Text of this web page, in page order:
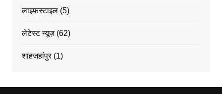
लाइफस्टाइल(5)
लेटेस्ट न्यूज़(62)
शाहजहांपुर(1)